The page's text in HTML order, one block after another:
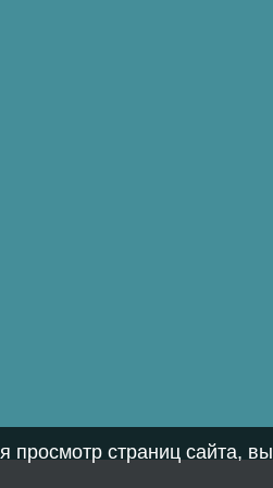
просмотр страниц сайта, вы